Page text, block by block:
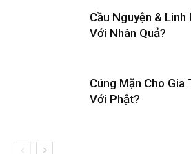
Cầu Nguyện &
Với Nhân Quả?
Cúng Mặn Cho
Với Phật?